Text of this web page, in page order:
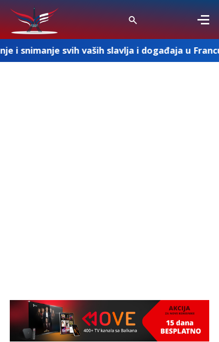
vaših slavlja i događaja u Francuskoj